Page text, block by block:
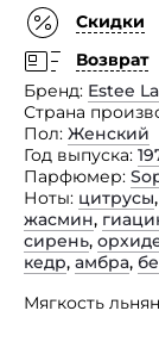
Скидки
Возврат
Бренд Estee
Страна
Пол Женский
Год выпуска
Парфюмер
Ноты цитрусы,
жасмин,
сирень,
кедр, амбра,
Мягкость